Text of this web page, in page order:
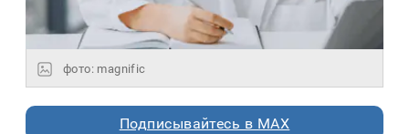
фото: magnific
Подписывайтесь в MAX